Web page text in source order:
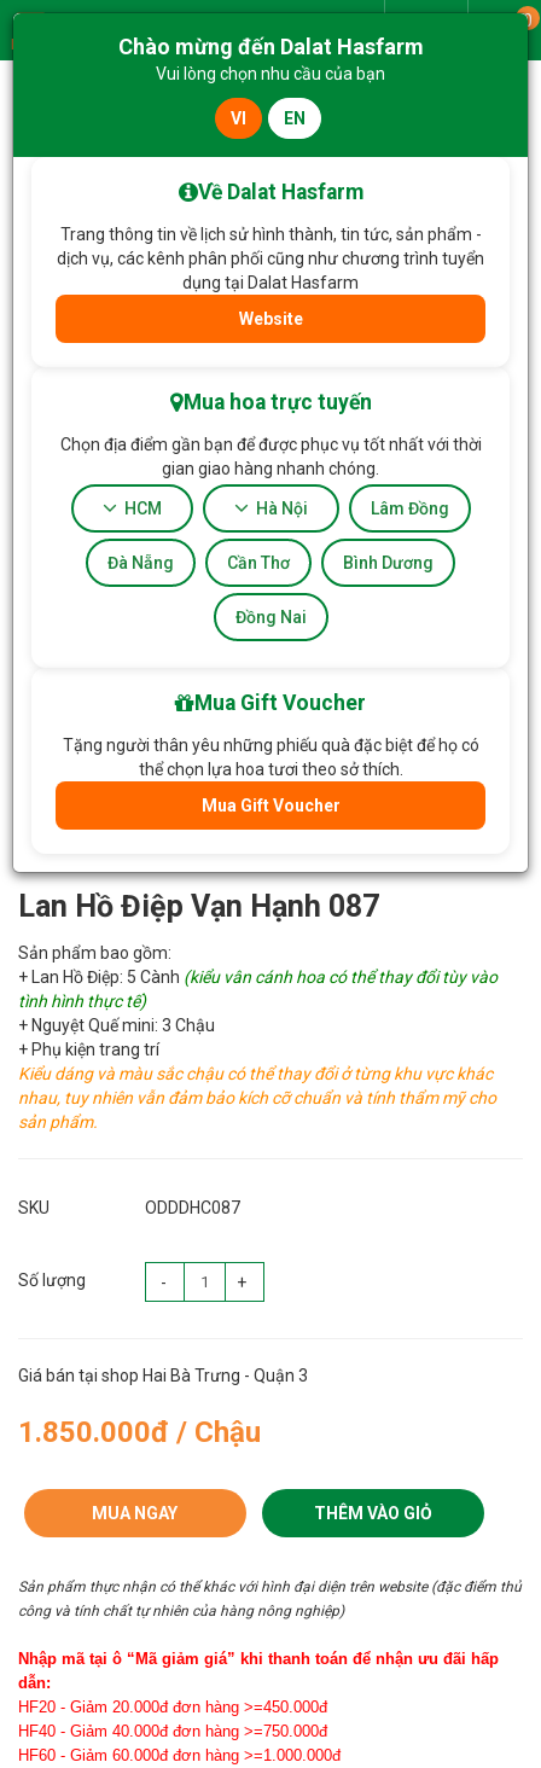
Menu
0
Lan Hồ Điệp Vạn Hạnh 087
Lan Hồ Điệp Vạn Hạnh 087
Sản phẩm bao gồm:
+ Lan Hồ Điệp: 5 Cành (kiểu vân cánh hoa có thể thay đổi tùy vào
tình hình thực tế)
+ Nguyệt Quế mini: 3 Chậu
+ Phụ kiện trang trí
Kiểu dáng và màu sắc chậu có thể thay đổi ở từng khu vực khác
nhau, tuy nhiên vẫn đảm bảo kích cỡ chuẩn và tính thẩm mỹ cho
sản phẩm.
SKU ODDDHC087
Số lượng - +
Giá bán tại shop Hai Bà Trưng - Quận 3
1.850.000đ / Chậu
MUA NGAY THÊM VÀO GIỎ
Sản phẩm thực nhận có thể khác với hình đại diện trên website (đặc điểm thủ
công và tính chất tự nhiên của hàng nông nghiệp)
Nhập mã tại ô “Mã giảm giá” khi thanh toán để nhận ưu đãi hấp
dẫn:
HF20 - Giảm 20.000đ đơn hàng >=450.000đ
HF40 - Giảm 40.000đ đơn hàng >=750.000đ
HF60 - Giảm 60.000đ đơn hàng >=1.000.000đ
Chào mừng đến Dalat Hasfarm
Vui lòng chọn nhu cầu của bạn
VI EN
Về Dalat Hasfarm
Trang thông tin về lịch sử hình thành, tin tức, sản phẩm -
dịch vụ, các kênh phân phối cũng như chương trình tuyển
dụng tại Dalat Hasfarm
Website
Mua hoa trực tuyến
Chọn địa điểm gần bạn để được phục vụ tốt nhất với thời
gian giao hàng nhanh chóng.
HCM Hà Nội Lâm Đồng
Đà Nẵng Cần Thơ Bình Dương
Đồng Nai
Mua Gift Voucher
Tặng người thân yêu những phiếu quà đặc biệt để họ có
thể chọn lựa hoa tươi theo sở thích.
Mua Gift Voucher